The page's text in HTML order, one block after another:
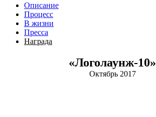
Описание
Процесс
В жизни
Пресса
Награда
«Логолаунж-10»
Октябрь 2017